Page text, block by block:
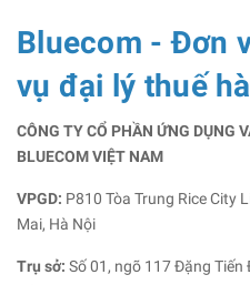
Bluecom - Đơn
vụ đại lý thuế
CÔNG TY CỔ PHẦN ỨNG DỤNG
BLUECOM VIỆT NAM
VPGD: P810 Tòa Trung Rice City
Mai, Hà Nội
Trụ sở: Số 01, ngõ 117 Đặng